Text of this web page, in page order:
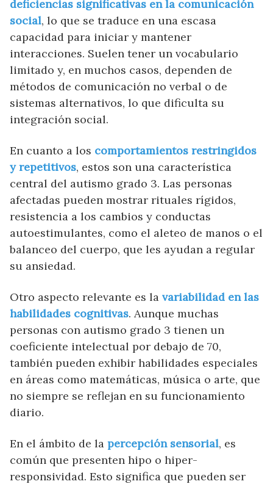
deficiencias significativas en la comunicación
social, lo que se traduce en una escasa
capacidad para iniciar y mantener
interacciones. Suelen tener un vocabulario
limitado y, en muchos casos, dependen de
métodos de comunicación no verbal o de
sistemas alternativos, lo que dificulta su
integración social.
En cuanto a los comportamientos restringidos
y repetitivos, estos son una característica
central del autismo grado 3. Las personas
afectadas pueden mostrar rituales rígidos,
resistencia a los cambios y conductas
autoestimulantes, como el aleteo de manos o el
balanceo del cuerpo, que les ayudan a regular
su ansiedad.
Otro aspecto relevante es la variabilidad en las
habilidades cognitivas. Aunque muchas
personas con autismo grado 3 tienen un
coeficiente intelectual por debajo de 70,
también pueden exhibir habilidades especiales
en áreas como matemáticas, música o arte, que
no siempre se reflejan en su funcionamiento
diario.
En el ámbito de la percepción sensorial, es
común que presenten hipo o hiper-
responsividad. Esto significa que pueden ser